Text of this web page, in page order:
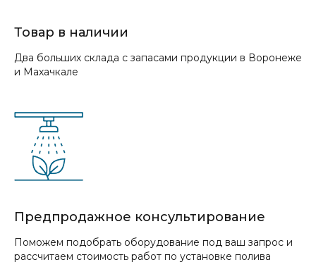
Товар в наличии
Два больших склада с запасами продукции в Воронеже
и Махачкале
Предпродажное консультирование
Поможем подобрать оборудование под ваш запрос и
рассчитаем стоимость работ по установке полива